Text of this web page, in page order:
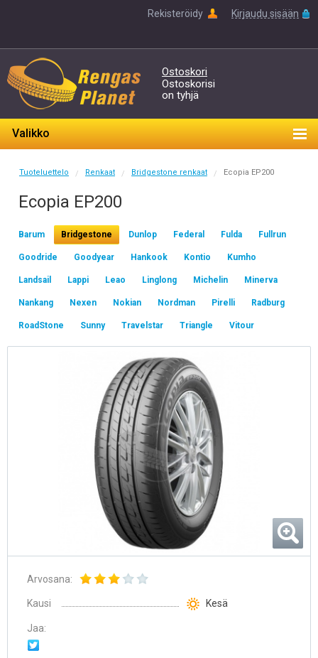
Rekisteröidy Kirjaudu sisään
Ostoskori
Ostoskorisi
on tyhjä
Valikko
Tuoteluettelo / Renkaat / Bridgestone renkaat / Ecopia EP200
Ecopia EP200
Barum Bridgestone Dunlop Federal Fulda Fullrun
Goodride Goodyear Hankook Kontio Kumho
Landsail Lappi Leao Linglong Michelin Minerva
Nankang Nexen Nokian Nordman Pirelli Radburg
RoadStone Sunny Travelstar Triangle Vitour
Arvosana:
Kausi Kesä
Jaa: